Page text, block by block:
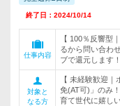
終了日：2024/10/14
仕事内容
【 100％反響型
るから問い合わ
ブで還元します
対象と
なる方
【 未経験歓迎
免(AT可)」のみ
育て世代に嬉し